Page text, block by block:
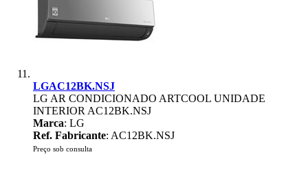
LGAC12BK.NSJ
LG AR CONDICIONADO ARTCOOL UNIDADE
INTERIOR AC12BK.NSJ
Marca: LG
Ref. Fabricante: AC12BK.NSJ
Preço sob consulta